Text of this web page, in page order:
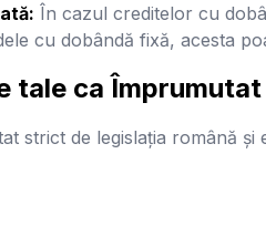
În cazul creditelor cu
cu dobândă fixă, acesta
tale ca Împrumutat
strict de legislația română